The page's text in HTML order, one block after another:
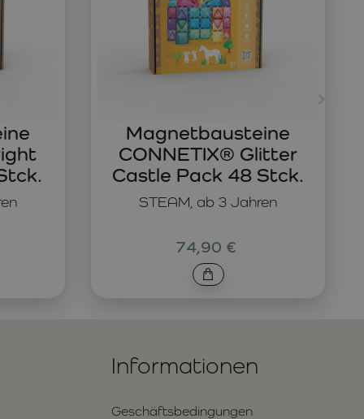
STEAM, ab 3 Jahren
Magnetbausteine
CONNETIX® Glitter
Castle Pack 48 Stck.
74,90 €
Informationen
Geschäftsbedingungen